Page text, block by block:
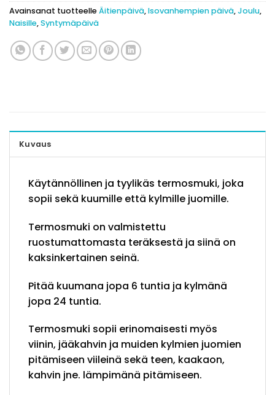
Avainsanat tuotteelleÄitienpäivä,Isovanhempien päivä,Joulu,
Naisille,Syntymäpäivä
Kuvaus
Käytännöllinen ja tyylikäs termosmuki, joka
sopii sekä kuumille että kylmille juomille.
Termosmuki on valmistettu
ruostumattomasta teräksestä ja siinä on
kaksinkertainen seinä.
Pitää kuumana jopa 6 tuntia ja kylmänä
jopa 24 tuntia.
Termosmuki sopii erinomaisesti myös
viinin, jääkahvin ja muiden kylmien juomien
pitämiseen viileinä sekä teen, kaakaon,
kahvin jne. lämpimänä pitämiseen.